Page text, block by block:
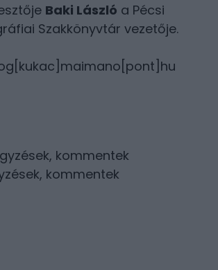
Baki László a Pécsi
Szakkönyvtár vezetője.
, kommentek
, kommentek